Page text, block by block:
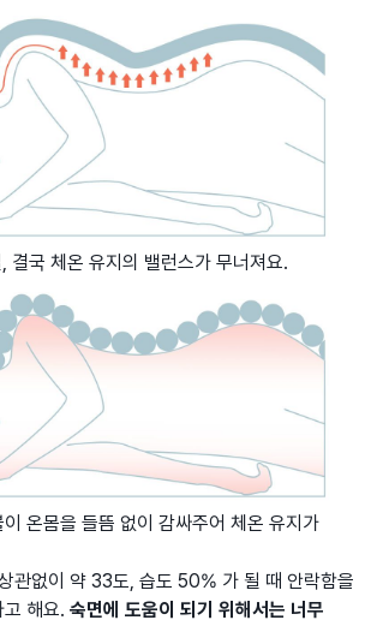
결국 체온 유지의 밸런스가 무너져요.
온몸을 들뜸 없이 감싸주어 체온 유지가
관없이 약 33도, 습도 50% 가 될 때 안락함을
해요. 숙면에 도움이 되기 위해서는 너무